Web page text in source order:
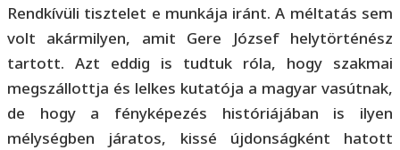
Rendkívüli tisztelet e munkája iránt. A méltatás sem
volt akármilyen, amit Gere József helytörténész
tartott. Azt eddig is tudtuk róla, hogy szakmai
megszállottja és lelkes kutatója a magyar vasútnak,
de hogy a fényképezés históriájában is ilyen
mélységben járatos, kissé újdonságként hatott